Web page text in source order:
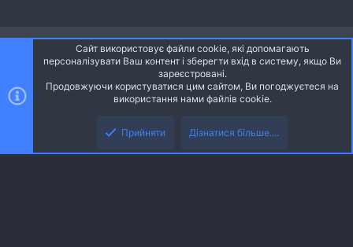
Ніч
Українська (UA)
S
Community platform by XenForo® © 2010-2026 XenForo Ltd.
Community platform by XenForo © 2010-2022 XenForo Ltd. | dev: Pages
Сайт використовує файли cookie, які допомагають
персоналізувати Ваш контент і зберегти вхід в систему, якщо Ви
зареєстровані.
Продовжуючи користуватися цим сайтом, Ви погоджуєтеся на
використання нами файлів cookie.
Прийняти Дізнатися більше....